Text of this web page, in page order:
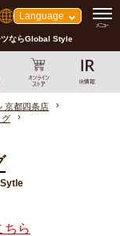
Language
ツならGlobal Style
京都四条店
グ
ちら